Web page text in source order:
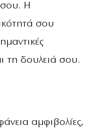
σου. Η
σου
τη δουλειά σου.
αμφιβολίες,